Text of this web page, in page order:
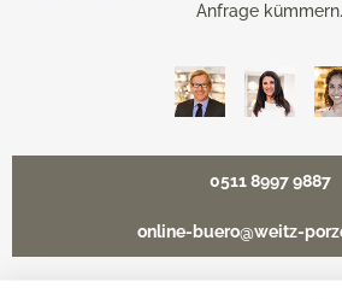
Anfrage kümmern.
0511 8997 9887
online-buero@weitz-